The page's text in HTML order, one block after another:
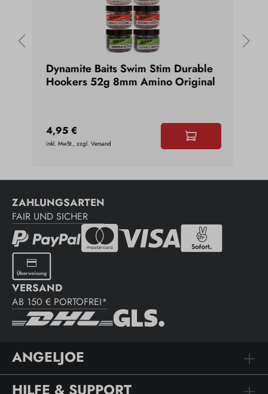
Dynamite Baits Swim Stim Durable
Hookers 52g 8mm Amino Original
4,95 €
inkl. MwSt., zzgl. Versand
ZAHLUNGSARTEN
FAIR UND SICHER
VERSAND
AB 150 € PORTOFREI*
ANGELJOE